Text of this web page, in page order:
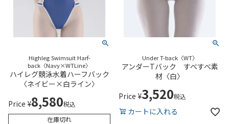
Highleg Swimsuit Harf-
back〈Navy×WTLine〉
ハイレグ競泳水着ハーフバック
〈ネイビー×白ライン〉
Price ¥8,580税込
在庫切れ
Under T-back〈WT〉
アンダーTバック すべすべ素
材〈白〉
Price ¥3,520税込
カートに入れる